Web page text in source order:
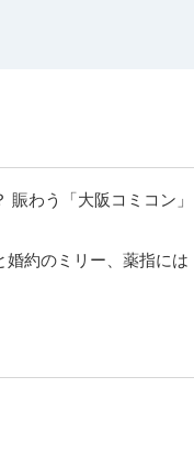
賑わう「大阪コミコン」
婚約のミリー、薬指には